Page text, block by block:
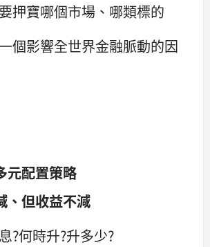
押寶哪個市場、哪類標的
個影響全世界金融脈動的因
元配置策略
、但收益不減
?何時升?升多少?